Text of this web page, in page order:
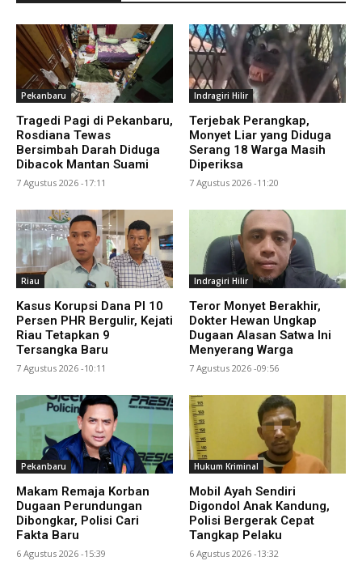
Pekanbaru
Tragedi Pagi di Pekanbaru,
Rosdiana Tewas
Bersimbah Darah Diduga
Dibacok Mantan Suami
7 Agustus 2026 -17:11
Indragiri Hilir
Terjebak Perangkap,
Monyet Liar yang Diduga
Serang 18 Warga Masih
Diperiksa
7 Agustus 2026 -11:20
Riau
Kasus Korupsi Dana PI 10
Persen PHR Bergulir, Kejati
Riau Tetapkan 9
Tersangka Baru
7 Agustus 2026 -10:11
Indragiri Hilir
Teror Monyet Berakhir,
Dokter Hewan Ungkap
Dugaan Alasan Satwa Ini
Menyerang Warga
7 Agustus 2026 -09:56
Pekanbaru
Makam Remaja Korban
Dugaan Perundungan
Dibongkar, Polisi Cari
Fakta Baru
6 Agustus 2026 -15:39
Hukum Kriminal
Mobil Ayah Sendiri
Digondol Anak Kandung,
Polisi Bergerak Cepat
Tangkap Pelaku
6 Agustus 2026 -13:32